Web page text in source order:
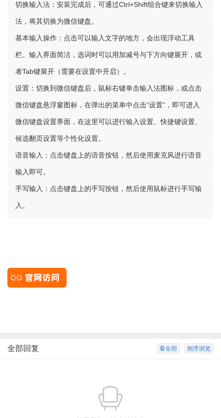
切换输入法 ：安装完成后，可通过Ctrl+Shift组合键来切换输入
法，将其切换为微信键盘。
基本输入操作 ：点击可以输入文字的地方，会出现浮动工具
栏。输入界面简洁，选词时可以用加减号与下方向键展开，或
者Tab键展开（需要在设置中开启）。
设置 ：切换到微信键盘后，鼠标右键单击输入法图标，或点击
微信键盘悬浮窗图标，在弹出的菜单中点击“设置”，即可进入
微信键盘设置界面，在这里可以进行输入设置、快捷键设置、
候选翻页设置等个性化设置。
语音输入 ：点击键盘上的语音按钮，然后使用麦克风进行语音
输入即可。
手写输入 ：点击键盘上的手写按钮，然后使用鼠标进行手写输
入。
倒序浏览
看全部
全部回复